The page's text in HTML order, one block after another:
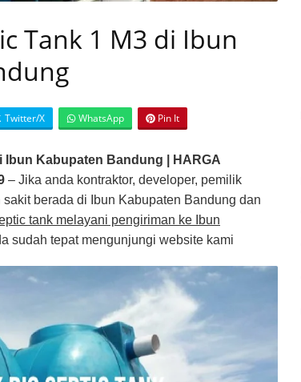
Tank 1 M3 di Ibun
Twitter/X WhatsApp Pin It
Ibun Kabupaten Bandung | HARGA
– Jika anda kontraktor, developer, pemilik
berada di Ibun Kabupaten Bandung dan
tank melayani pengiriman ke Ibun
sudah tepat mengunjungi website kami